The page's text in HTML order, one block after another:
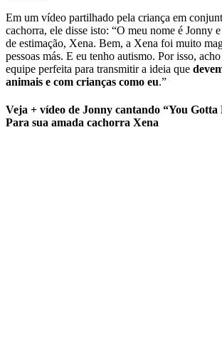
Em um vídeo partilhado pela criança em
cachorra, ele disse isto: “O meu nome é Jonny
de estimação, Xena. Bem, a Xena foi muito
pessoas más. E eu tenho autismo. Por isso,
equipe perfeita para transmitir a ideia que
animais e com crianças como eu.”
Veja + vídeo de Jonny cantando “You
Para sua amada cachorra Xena